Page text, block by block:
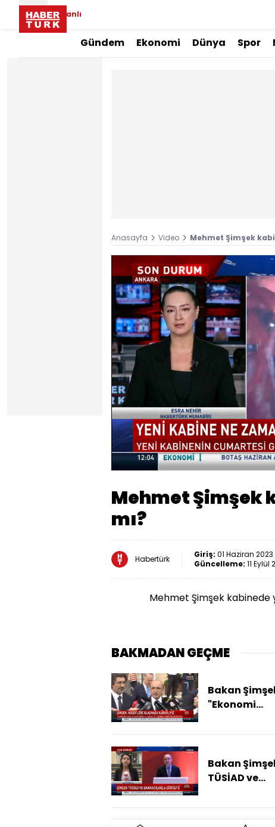
Canlı
Gündem Ekonomi Dünya Spor
Anasayfa Video Mehmet Şimşek
Sesi
Mehmet Şimşek
mı?
Habertürk Giriş: 01 Haziran
Güncelleme: 11 Eylül
Mehmet Şimşek kabinede
BAKMADAN GEÇME
Bakan
"Ekonomi
kısa
finansal
Bakan
TÜSİAD ve
görüştü